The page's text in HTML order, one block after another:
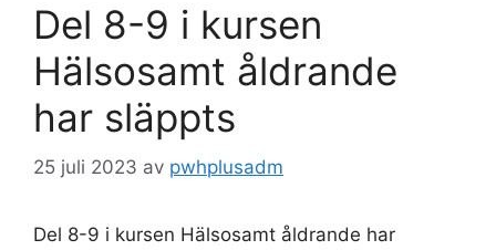
Del 8-9 i kursen
Hälsosamt åldrande
har släppts
25 juli 2023 av pwhplusadm
Del 8-9 i kursen Hälsosamt åldrande har